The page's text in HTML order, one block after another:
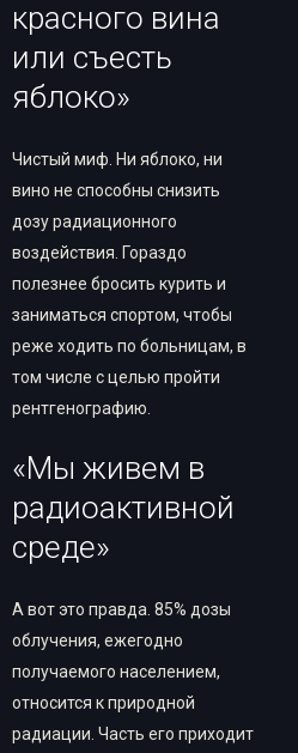
красного вина
или съесть
яблоко»
Чистый миф. Ни яблоко, ни
вино не способны снизить
дозу радиационного
воздействия. Гораздо
полезнее бросить курить и
заниматься спортом, чтобы
реже ходить по больницам, в
том числе с целью пройти
рентгенографию.
«Мы живем в
радиоактивной
среде»
А вот это правда. 85% дозы
облучения, ежегодно
получаемого населением,
относится к природной
радиации. Часть его приходит